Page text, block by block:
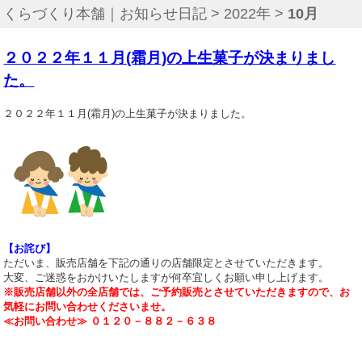
くらづくり本舗｜お知らせ日記 > 2022年 > 10月
２０２２年１１月(霜月)の上生菓子が決まりまし
た。
２０２２年１１月(霜月)の上生菓子が決まりました。
【お詫び】
ただいま、販売店舗を下記の通りの店舗限定とさせていただきます。
大変、ご迷惑をおかけいたしますが何卒宜しくお願い申し上げます。
※販売店舗以外の全店舗では、ご予約販売とさせていただきますので、お
気軽にお問い合わせくださいませ。
≪お問い合わせ≫ ０１２０－８８２－６３８